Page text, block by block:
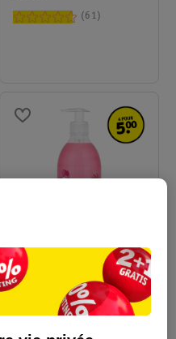
61
Kruidvat Rose Savon
Pour Les Mains
500ml
1.
69